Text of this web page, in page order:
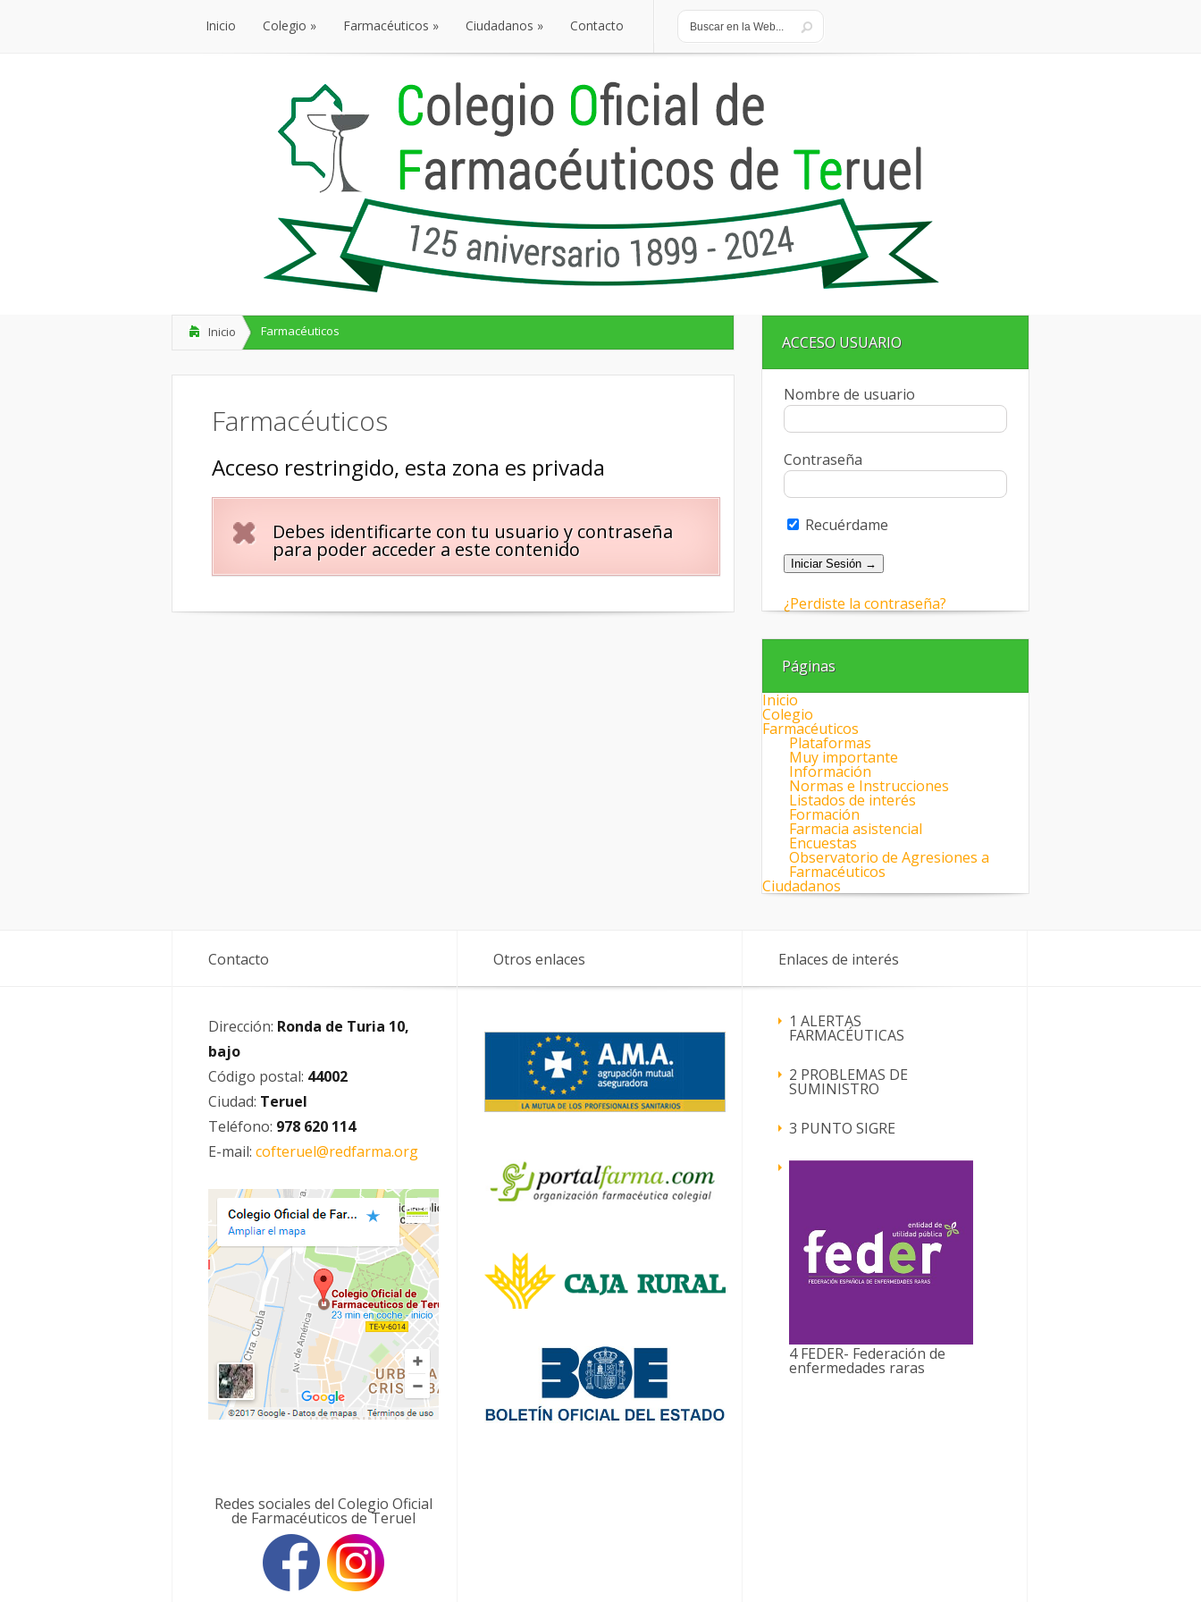
Inicio Colegio » Farmacéuticos » Ciudadanos »
Ciudadanos
Contacto
Contacto
Inicio Farmacéuticos
Farmacéuticos
Acceso restringido, esta zona es privada
Debes identificarte con tu usuario y contraseña
para poder acceder a este contenido
ACCESO USUARIO
Nombre de usuario
Contraseña
Recuérdame
¿Perdiste la contraseña?
Páginas
Inicio
Colegio
Farmacéuticos
Plataformas
Muy importante
Información
Normas e Instrucciones
Listados de interés
Formación
Farmacia asistencial
Encuestas
Observatorio de Agresiones a
Farmacéuticos
Ciudadanos
Contacto
Dirección: Ronda de Turia 10,
bajo
Código postal: 44002
Ciudad: Teruel
Teléfono: 978 620 114
E-mail: cofteruel@redfarma.org
Redes sociales del Colegio Oficial
de Farmacéuticos de Teruel
Otros enlaces Enlaces de interés
1 ALERTAS
FARMACÉUTICAS
2 PROBLEMAS DE
SUMINISTRO
3 PUNTO SIGRE
4 FEDER- Federación de
enfermedades raras